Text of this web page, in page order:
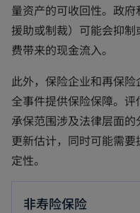
量资产的可收回性。政
援助或制裁）可能会抑
费带来的现金流入。
此外，保险企业和再保
全事件提供保险保障。
承保范围涉及法律层面
更新估计，同时可能需
定性。
非寿险保险